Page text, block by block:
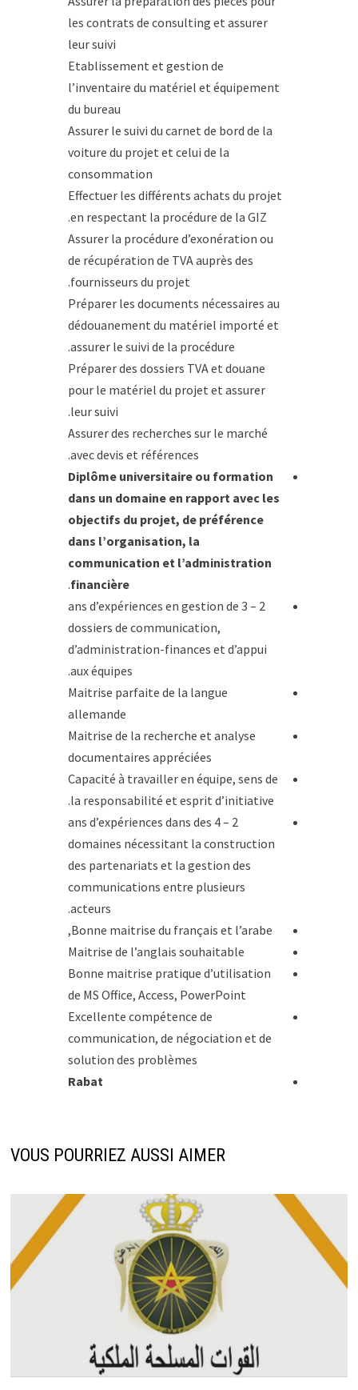
les contrats de consulting et assurer
leur suivi
Etablissement et gestion de
l’inventaire du matériel et équipement
du bureau
Assurer le suivi du carnet de bord de la
voiture du projet et celui de la
consommation
Effectuer les différents achats du projet
en respectant la procédure de la GIZ.
Assurer la procédure d’exonération ou
de récupération de TVA auprès des
fournisseurs du projet.
Préparer les documents nécessaires au
dédouanement du matériel importé et
assurer le suivi de la procédure.
Préparer des dossiers TVA et douane
pour le matériel du projet et assurer
leur suivi.
Assurer des recherches sur le marché
avec devis et références.
Diplôme universitaire ou formation
dans un domaine en rapport avec les
objectifs du projet, de préférence
dans l’organisation, la
communication et l’administration
financière
.
2 – 3 ans d’expériences en gestion de
dossiers de communication,
d’administration-finances et d’appui
aux équipes.
Maitrise parfaite de la langue
allemande
Maitrise de la recherche et analyse
documentaires appréciées
Capacité à travailler en équipe, sens de
la responsabilité et esprit d’initiative.
2 – 4 ans d’expériences dans des
domaines nécessitant la construction
des partenariats et la gestion des
communications entre plusieurs
acteurs.
Bonne maitrise du français et l’arabe,
Maitrise de l’anglais souhaitable
Bonne maitrise pratique d’utilisation
de MS Office, Access, PowerPoint
Excellente compétence de
communication, de négociation et de
solution des problèmes
Rabat
VOUS POURRIEZ AUSSI AIMER